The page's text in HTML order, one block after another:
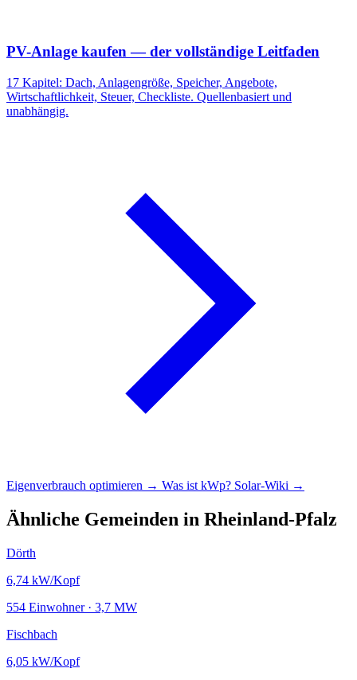
PV-Anlage kaufen — der vollständige Leitfaden
17 Kapitel: Dach, Anlagengröße, Speicher, Angebote,
Wirtschaftlichkeit, Steuer, Checkliste. Quellenbasiert und
unabhängig.
Eigenverbrauch optimieren → Was ist kWp? Solar-Wiki →
Ähnliche Gemeinden in Rheinland-Pfalz
Dörth
6,74 kW/Kopf
554 Einwohner · 3,7 MW
Fischbach
6,05 kW/Kopf